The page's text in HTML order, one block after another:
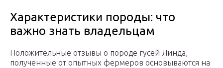
Характеристики породы: что
важно знать владельцам
Положительные отзывы о породе гусей Линда,
полученные от опытных фермеров основываются на